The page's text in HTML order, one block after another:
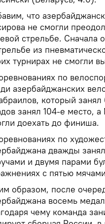
что
не смогли
стрельбе. Сначала
из
турнирах не смогли
по
азербайджанских
который
занял 104-е место,
доехать до финиша.
по
дважды
и двумя парами
с пятью
образом, после
восемь
чему команда